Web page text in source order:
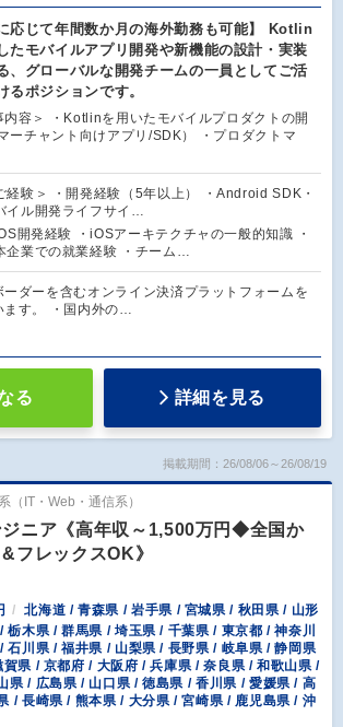
応じて年間数か月の海外勤務も可能】 Kotlin
たモバイルアプリ開発や新機能の設計・実装
、グローバルな開発チームの一員としてご活
るポジションです。
内容＞ ・Kotlinを用いたモバイルプロダクトの開
ーチャント向けアプリ/SDK） ・プロダクトマ
経験＞ ・開発経験（5年以上） ・Android SDK・
イル開発ライフサイ…
開発経験 ・iOSアーキテクチャの一般的知識 ・
企業での就業経験 ・チーム…
ーダーを含むオンライン決済プラットフォームを
ます。 ・国内外の…
る 詳細を見る
掲載期間：26/08/06～26/08/19
（IT・Web・通信系）
ジニア《高年収～1,500万円◆全国か
フレックスOK》
北海道 / 青森県 / 岩手県 / 宮城県 / 秋田県 / 山形
栃木県 / 群馬県 / 埼玉県 / 千葉県 / 東京都 / 神奈川
石川県 / 福井県 / 山梨県 / 長野県 / 岐阜県 / 静岡県
県 / 京都府 / 大阪府 / 兵庫県 / 奈良県 / 和歌山県 /
県 / 広島県 / 山口県 / 徳島県 / 香川県 / 愛媛県 / 高
/ 長崎県 / 熊本県 / 大分県 / 宮崎県 / 鹿児島県 / 沖